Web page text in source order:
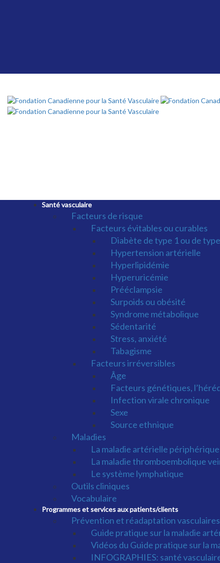
Santé vasculaire
Facteurs de risque
Facteurs évitables ou curables
Diabète de type 1 ou de
Hypertension artérielle
Hyperlipidémie
Hyperuricémie
Prééclampsie
Surpoids ou obésité
Syndrome métabolique
Sédentarité
Stress, anxiété
Tabagisme
Facteurs irréversibles
Âge
Facteurs génétiques,
Infection virale chronique
Sexe
Source ethnique
Maladies
La maladie artérielle périphérique
La maladie thromboembolique
Le système lymphatique
Outils cliniques
Vocabulaire
Programmes et services aux patients/clients
Prévention et réadaptation vasculaires
Guide pratique sur la maladie
Vidéos du Guide pratique sur la
INFOGRAPHIES: santé